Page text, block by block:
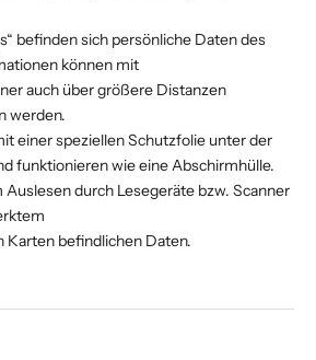
befinden sich persönliche Daten des
können mit
auch über größere Distanzen
werden.
einer speziellen Schutzfolie unter der
funktionieren wie eine Abschirmhülle.
durch Lesegeräte bzw. Scanner
Karten befindlichen Daten.